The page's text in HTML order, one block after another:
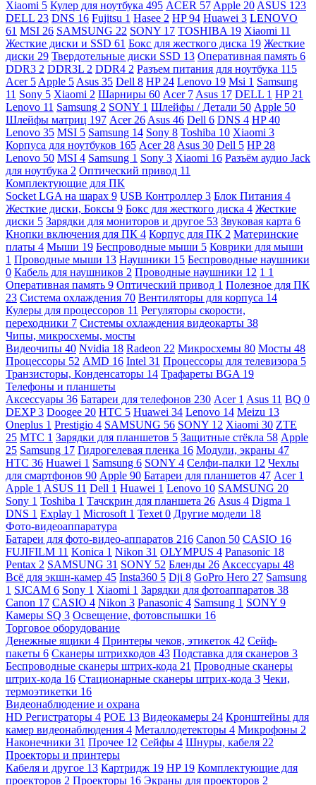
Xiaomi 5 Кулер для ноутбука 495 ACER 57 Apple 20 ASUS 123
DELL 23 DNS 16 Fujitsu 1 Hasee 2 HP94 Huawei 3 LENOVO
61 MSI 26 SAMSUNG 22 SONY 17 TOSHIBA 19 Xiaomi 11
Жесткие диски и SSD 61 Бокс для жесткого диска 19 Жесткие
диски 29 Твердотельные диски SSD 13 Оперативная память 6
DDR3 2 DDR3L 2 DDR4 2 Разъем питания для ноутбука 115
Acer 5 Apple 5 Asus 35 Dell 8 HP 24 Lenovo 19 Msi 1 Samsung
11 Sony 5 Xiaomi 2 Шарниры 60 Acer 7 Asus 17 DELL 1 HP 21
Lenovo 11 Samsung 2 SONY 1 Шлейфы / Детали 50 Apple 50
Шлейфы матриц 197 Acer 26 Asus 46 Dell 6 DNS 4 HP40
Lenovo 35 MSI 5 Samsung 14 Sony 8 Toshiba 10 Xiaomi 3
Корпуса для ноутбуков 165 Acer 28 Asus 30 Dell 5 HP 28
Lenovo 50 MSI 4 Samsung 1 Sony 3 Xiaomi 16 Разъём аудио Jack
для ноутбука 2 Оптический привод 11
Комплектующие для ПК
Socket LGA на шарах 9 USB Контроллер 3 Блок Питания 4
Жесткие диски, Боксы 9 Бокс для жесткого диска 4 Жесткие
диски 5 Зарядки для мониторов и другое 53 Звуковая карта 6
Кнопки включения для ПК 4 Корпус для ПК 2 Материнские
платы 4 Мыши 19 Беспроводные мыши 5 Коврики для мыши
1 Проводные мыши 13 Наушники 15 Беспроводные наушники
0 Кабель для наушников 2 Проводные наушники 12 1 1
Оперативная память 9 Оптический привод 1 Полезное для ПК
23 Система охлаждения 70 Вентиляторы для корпуса 14
Кулеры для процессоров 11 Регуляторы скорости,
переходники 7 Системы охлаждения видеокарты 38
Чипы, микросхемы, мосты
Видеочипы 40 Nvidia 18 Radeon 22 Микросхемы 80 Мосты 48
Процессоры 52 AMD 16 Intel 31 Процессоры для телевизора 5
Транзисторы, Конденсаторы 14 Трафареты BGA 19
Телефоны и планшеты
Аксессуары 36 Батареи для телефонов 230 Acer 1 Asus 11 BQ 0
DEXP3 Doogee 20 HTC 5 Huawei 34 Lenovo 14 Meizu 13
Oneplus 1 Prestigio 4 SAMSUNG 56 SONY 12 Xiaomi 30 ZTE
25 МТС 1 Зарядки для планшетов 5 Защитные стёкла 58 Apple
25 Samsung 17 Гидрогелевая пленка 16 Модули, экраны 47
HTC 36 Huawei 1 Samsung 6 SONY 4 Селфи-палки 12 Чехлы
для смартфонов 90 Apple 90 Батареи для планшетов 47 Acer 1
Apple 1 ASUS 11 Dell 1 Huawei 1 Lenovo 10 SAMSUNG 20
Sony 1 Toshiba 1 Тачскрин для планшета 26 Asus 4 Digma 1
DNS 1 Explay 1 Microsoft 1 Texet 0 Другие модели 18
Фото-видеоаппаратура
Батареи для фото-видео-аппаратов 216 Canon 50 CASIO 16
FUJIFILM 11 Konica 1 Nikon 31 OLYMPUS 4 Panasonic 18
Pentax 2 SAMSUNG 31 SONY 52 Бленды 26 Аксессуары 48
Всё для экшн-камер 45 Insta360 5 Dji 8 GoPro Hero 27 Samsung
1 SJCAM 6 Sony 1 Xiaomi 1 Зарядки для фотоаппаратов 38
Canon 17 CASIO 4 Nikon 3 Panasonic 4 Samsung 1 SONY 9
Камеры SQ 3 Освещение, фотовспышки 16
Торговое оборудование
Денежные ящики 4 Принтеры чеков, этикеток 42 Сейф-
пакеты 6 Сканеры штрихкодов 43 Подставка для сканеров 3
Беспроводные сканеры штрих-кода 21 Проводные сканеры
штрих-кода 16 Стационарные сканеры штрих-кода 3 Чеки,
термоэтикетки 16
Видеонаблюдение и охрана
HD Регистраторы 4 POE 13 Видеокамеры 24 Кронштейны для
камер видеонаблюдения 4 Металлодетекторы 4 Микрофоны 2
Наконечники 31 Прочее 12 Сейфы 4 Шнуры, кабеля 22
Проекторы и принтеры
Кабеля и другое 13 Картридж 19 HP 19 Комплектующие для
проекторов 2 Проекторы 16 Экраны для проекторов 2